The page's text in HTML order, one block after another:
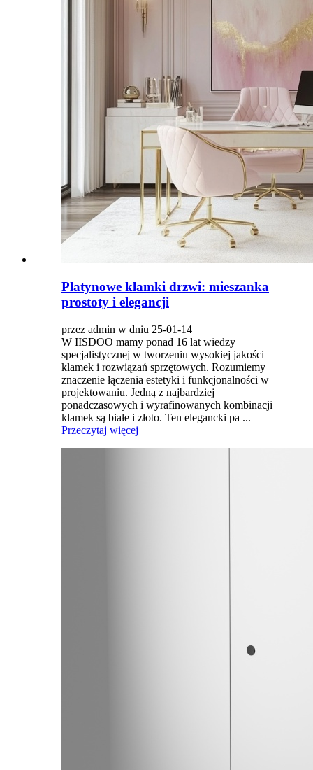
Platynowe klamki drzwi: mieszanka
prostoty i elegancji
przez admin w dniu 25-01-14
W IISDOO mamy ponad 16 lat wiedzy
specjalistycznej w tworzeniu wysokiej jakości
klamek i rozwiązań sprzętowych. Rozumiemy
znaczenie łączenia estetyki i funkcjonalności w
projektowaniu. Jedną z najbardziej
ponadczasowych i wyrafinowanych kombinacji
klamek są białe i złoto. Ten elegancki pa ...
Przeczytaj więcej